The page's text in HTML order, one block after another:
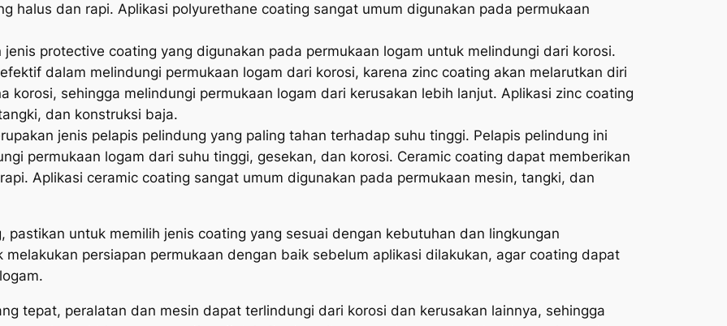
halus dan rapi. Aplikasi polyurethane coating sangat umum digunakan pada permukaan
protective coating yang digunakan pada permukaan logam untuk melindungi dari korosi.
dalam melindungi permukaan logam dari korosi, karena zinc coating akan melarutkan diri
korosi, sehingga melindungi permukaan logam dari kerusakan lebih lanjut. Aplikasi zinc coating
dan konstruksi baja.
jenis pelapis pelindung yang paling tahan terhadap suhu tinggi. Pelapis pelindung ini
permukaan logam dari suhu tinggi, gesekan, dan korosi. Ceramic coating dapat memberikan
Aplikasi ceramic coating sangat umum digunakan pada permukaan mesin, tangki, dan
pastikan untuk memilih jenis coating yang sesuai dengan kebutuhan dan lingkungan
persiapan permukaan dengan baik sebelum aplikasi dilakukan, agar coating dapat
tepat, peralatan dan mesin dapat terlindungi dari korosi dan kerusakan lainnya, sehingga